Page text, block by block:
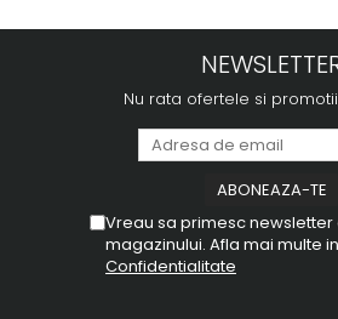
Nu rata ofertele si
Vreau sa primesc
magazinului. Afla mai multe in
Confidentialitate